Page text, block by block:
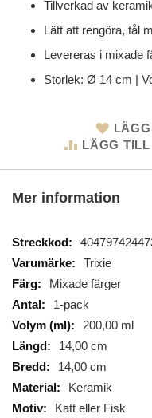
Tillverkad av
Lätt att rengöra, tål
Levereras i mixade
Storlek: Ø 14 cm |
LÄGG
Mer information
Mer
information
Trixie
Mixade färger
1-pack
200,00 ml
14,00 cm
14,00 cm
Keramik
Katt eller Fisk